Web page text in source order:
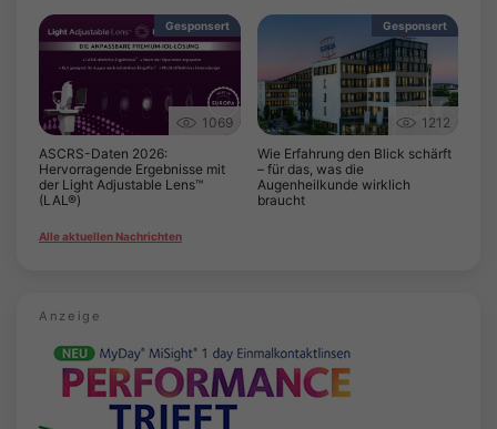
Gesponsert
1069
ASCRS-Daten 2026:
Hervorragende Ergebnisse mit
der Light Adjustable Lens™
(LAL®)
Gesponsert
1212
Wie Erfahrung den Blick schärft
– für das, was die
Augenheilkunde wirklich
braucht
Alle aktuellen Nachrichten